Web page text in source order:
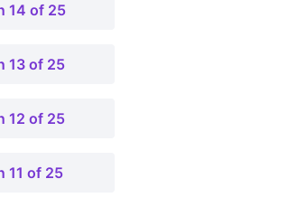
14 of 25
13 of 25
12 of 25
11 of 25